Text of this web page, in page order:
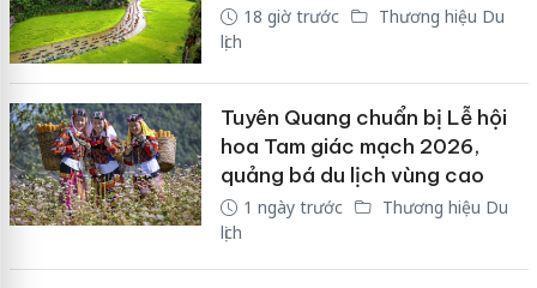
18 giờ trước
Thương hiệu Du
lịch
Tuyên Quang chuẩn bị Lễ hội
hoa Tam giác mạch 2026,
quảng bá du lịch vùng cao
1 ngày trước
Thương hiệu Du
lịch